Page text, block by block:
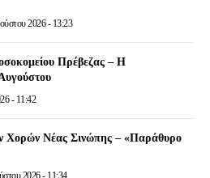
2026 - 13:23
Πρέβεζας – Η
- 11:42
Χορών Νέας Σινώπης – «Παράθυρο